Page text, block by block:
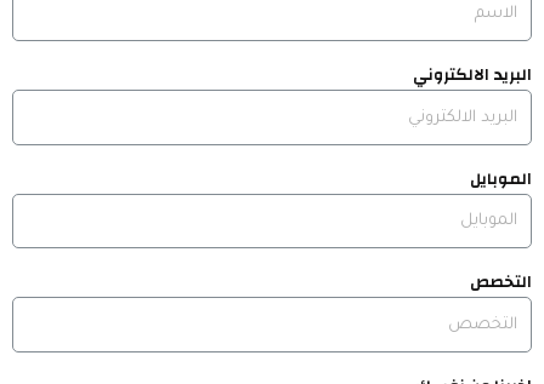
البريد الالكتروني
الموبايل
التخصص